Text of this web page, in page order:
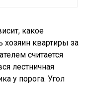
какое
хозяин квартиры за
считается
лестничная
у порога. Угол